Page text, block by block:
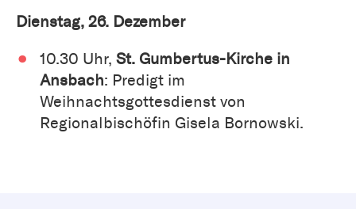
Dienstag, 26. Dezember
10.30 Uhr, St. Gumbertus-Kirche in
Ansbach: Predigt im
Weihnachtsgottesdienst von
Regionalbischöfin Gisela Bornowski.